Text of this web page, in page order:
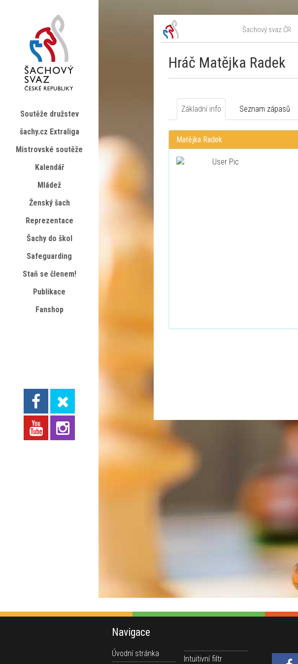
Šachový svaz ČR
Hráč Matějka Radek
Základní info Seznam zápasů
Matějka Radek
Soutěže družstev
šachy.cz Extraliga
Mistrovské soutěže
Kalendář
Mládež
Ženský šach
Reprezentace
Šachy do škol
Safeguarding
Staň se členem!
Publikace
Fanshop
Navigace
Úvodní stránka
Intuitivní filtr